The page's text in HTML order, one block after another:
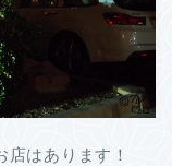
はあります！